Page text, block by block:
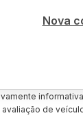
Nova
de